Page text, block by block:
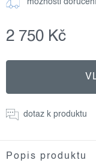
možnosti doručení
2 750 Kč
cena:
dotaz k produktu
Popis produktu